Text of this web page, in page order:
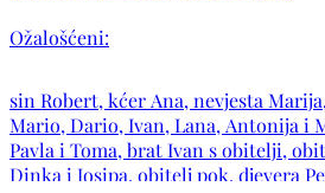
Ožalošćeni:
sin Robert, kćer Ana, nevjesta
Mario, Dario, Ivan, Lana, Antonija i
Pavla i Toma, brat Ivan s obitelji,
Dinka i Josipa, obitelj pok. djevera